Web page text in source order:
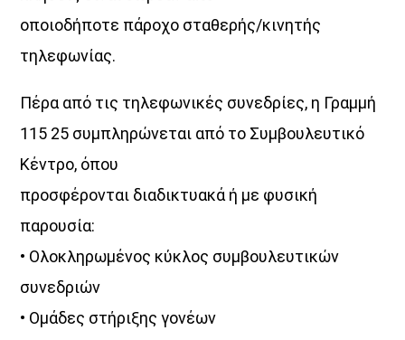
οποιοδήποτε πάροχο σταθερής/κινητής
τηλεφωνίας.
Πέρα από τις τηλεφωνικές συνεδρίες, η Γραμμή
115 25 συμπληρώνεται από το Συμβουλευτικό
Κέντρο, όπου
προσφέρονται διαδικτυακά ή με φυσική
παρουσία:
• Ολοκληρωμένος κύκλος συμβουλευτικών
συνεδριών
• Ομάδες στήριξης γονέων